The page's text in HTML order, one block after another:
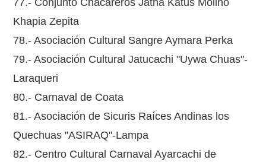
77.- Conjunto Chacareros Jatha Katus Molino
Khapia Zepita
78.- Asociación Cultural Sangre Aymara Perka
79.- Asociación Cultural Jatucachi "Uywa Chuas"-
Laraqueri
80.- Carnaval de Coata
81.- Asociación de Sicuris Raíces Andinas los
Quechuas "ASIRAQ"-Lampa
82.- Centro Cultural Carnaval Ayarcachi de